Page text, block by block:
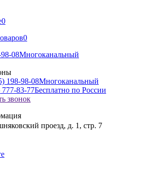
0
0
08Многоканальный
198-98-08Многоканальный
777-83-77Бесплатно по России
звонок
проезд, д. 1, стр. 7